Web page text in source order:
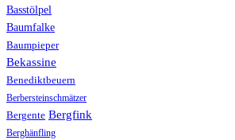
Basstölpel
Baumfalke
Baumpieper
Bekassine
Benediktbeuern
Berbersteinschmätzer
Bergente Bergfink
Berghänfling